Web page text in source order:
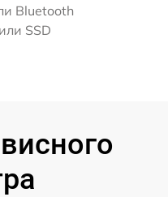
Bluetooth
SSD